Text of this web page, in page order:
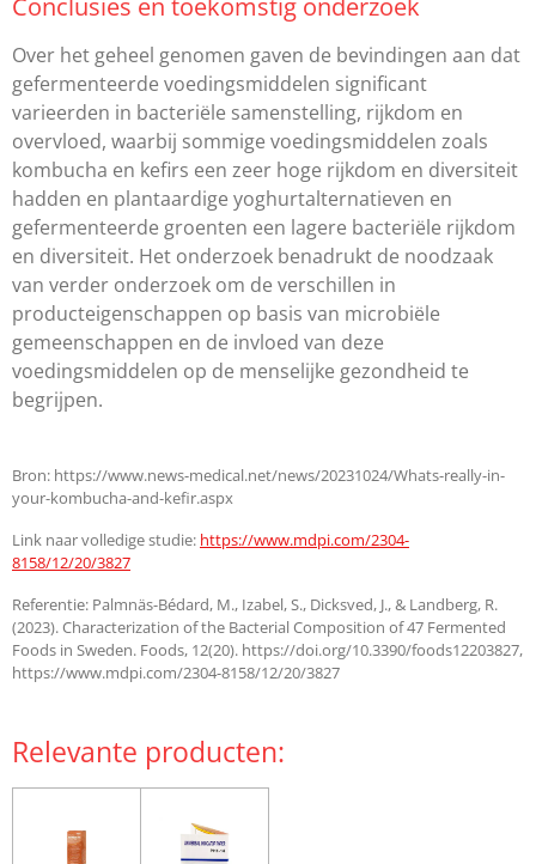
Over het geheel genomen gaven de bevindingen aan dat
gefermenteerde voedingsmiddelen significant
varieerden in bacteriële samenstelling, rijkdom en
overvloed, waarbij sommige voedingsmiddelen zoals
kombucha en kefirs een zeer hoge rijkdom en diversiteit
hadden en plantaardige yoghurtalternatieven en
gefermenteerde groenten een lagere bacteriële rijkdom
en diversiteit. Het onderzoek benadrukt de noodzaak
van verder onderzoek om de verschillen in
producteigenschappen op basis van microbiële
gemeenschappen en de invloed van deze
voedingsmiddelen op de menselijke gezondheid te
begrijpen.
Bron: https://www.news-medical.net/news/20231024/Whats-really-in-
your-kombucha-and-kefir.aspx
Link naar volledige studie: https://www.mdpi.com/2304-
8158/12/20/3827
Referentie: Palmnäs-Bédard, M., Izabel, S., Dicksved, J., & Landberg, R.
(2023). Characterization of the Bacterial Composition of 47 Fermented
Foods in Sweden. Foods, 12(20). https://doi.org/10.3390/foods12203827,
https://www.mdpi.com/2304-8158/12/20/3827
Relevante producten: